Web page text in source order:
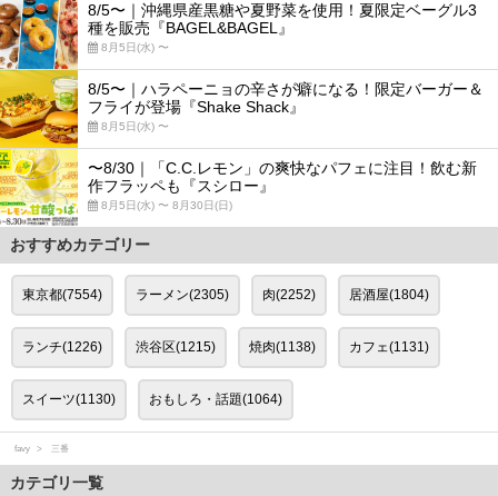
8/5〜｜沖縄県産黒糖や夏野菜を使用！夏限定ベーグル3
種を販売『BAGEL&BAGEL』
8月5日(水) 〜
8/5〜｜ハラペーニョの辛さが癖になる！限定バーガー＆
フライが登場『Shake Shack』
8月5日(水) 〜
〜8/30｜「C.C.レモン」の爽快なパフェに注目！飲む新
作フラッペも『スシロー』
8月5日(水) 〜 8月30日(日)
おすすめカテゴリー
東京都(7554) ラーメン(2305) 肉(2252) 居酒屋(1804)
ランチ(1226) 渋谷区(1215) 焼肉(1138) カフェ(1131)
スイーツ(1130) おもしろ・話題(1064)
favy 三番
カテゴリ一覧